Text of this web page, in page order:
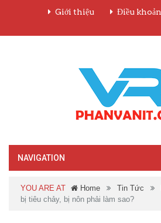
Giới thiệu Điều khoản
NAVIGATION
YOU ARE AT Home Tin Tức
bị tiêu chảy, bị nôn phải làm sao?